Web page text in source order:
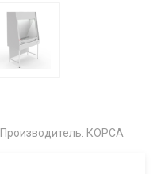
Производитель: КОРСА